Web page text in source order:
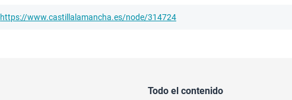
https://www.castillalamancha.es/node/314724
Todo el contenido